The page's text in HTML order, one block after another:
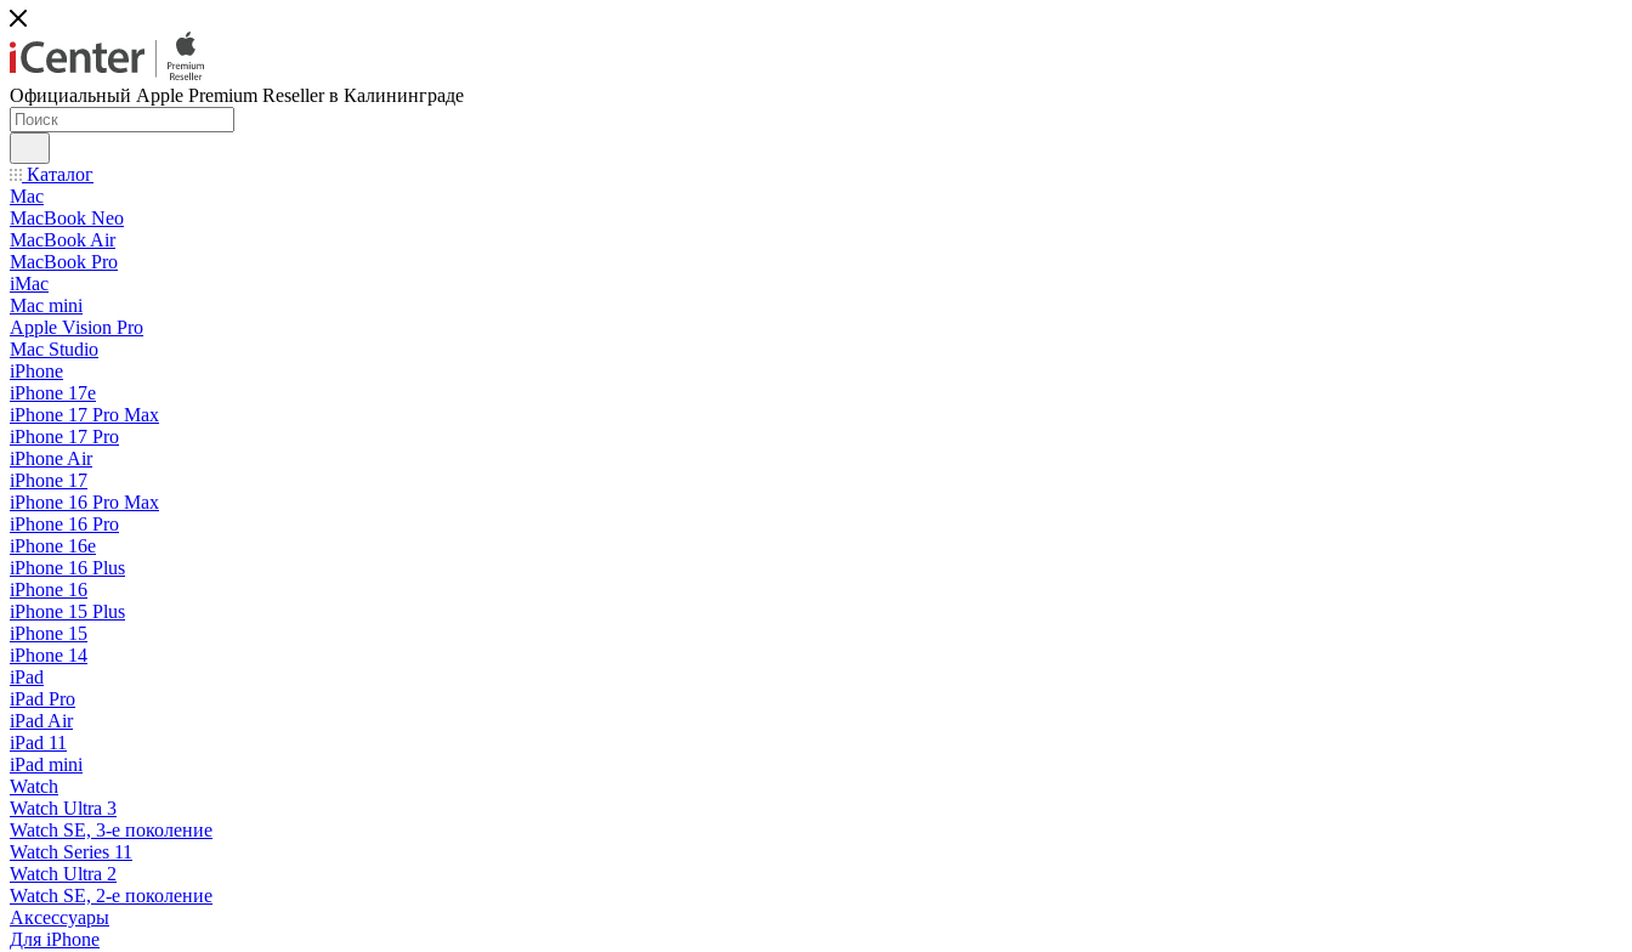
Официальный Apple Premium Reseller в Калининграде
Каталог
Mac
MacBook Neo
MacBook Air
MacBook Pro
iMac
Mac mini
Apple Vision Pro
Mac Studio
iPhone
iPhone 17e
iPhone 17 Pro Max
iPhone 17 Pro
iPhone Air
iPhone 17
iPhone 16 Pro Max
iPhone 16 Pro
iPhone 16e
iPhone 16 Plus
iPhone 16
iPhone 15 Plus
iPhone 15
iPhone 14
iPad
iPad Pro
iPad Air
iPad 11
iPad mini
Watch
Watch Ultra 3
Watch SE, 3-е поколение
Watch Series 11
Watch Ultra 2
Watch SE, 2-е поколение
Аксессуары
Для iPhone